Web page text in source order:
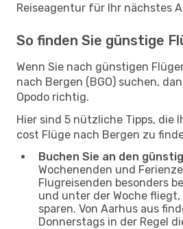
Reiseagentur für Ihr nächstes
So finden Sie günstige
Wenn Sie nach günstigen
nach Bergen (BGO) suchen,
Opodo richtig.
Hier sind 5 nützliche Tipps, die
cost Flüge nach Bergen zu
Buchen Sie an den
Wochenenden und
Flugreisenden besonders
und unter der Woche
sparen. Von Aarhus aus
Donnerstags in der Regel